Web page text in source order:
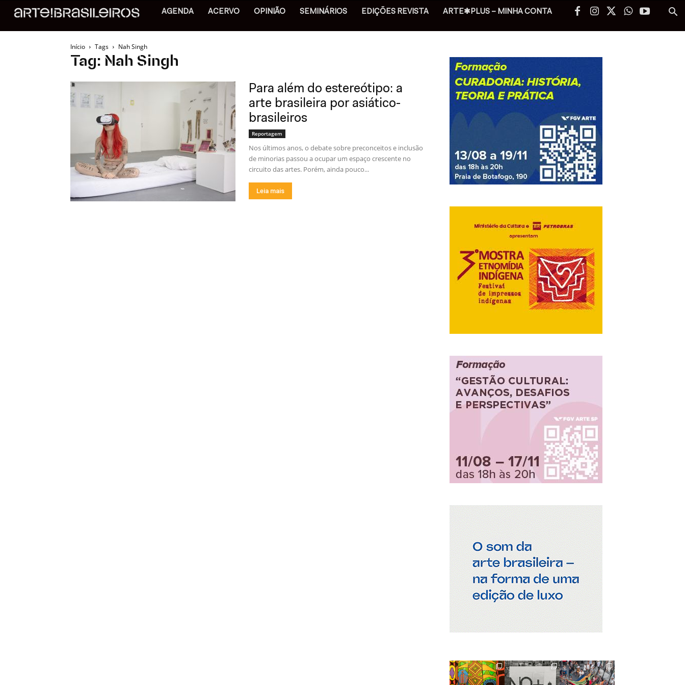
AGENDA ACERVO OPINIÃO SEMINÁRIOS EDIÇÕES REVISTA ARTE✱PLUS – MINHA CONTA
Início Tags Nah Singh
Tag: Nah Singh
Para além do estereótipo: a
arte brasileira por asiático-
brasileiros
Reportagem
Nos últimos anos, o debate sobre preconceitos e inclusão
de minorias passou a ocupar um espaço crescente no
circuito das artes. Porém, ainda pouco...
Leia mais